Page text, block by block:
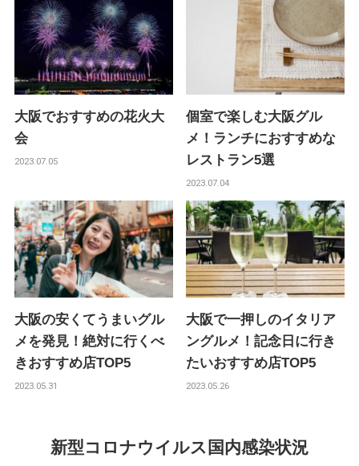
大阪でおすすめの花火大
会
2023.07.05
個室で楽しむ大阪グル
メ！ランチにおすすめな
レストラン5選
2023.07.04
大阪の安くてうまいグル
メを発見！絶対に行くべ
きおすすめ店TOP5
2023.05.31
大阪で一押しのイタリア
ングルメ！記念日に行き
たいおすすめ店TOP5
2023.05.26
新型コロナウイルス国内感染状況